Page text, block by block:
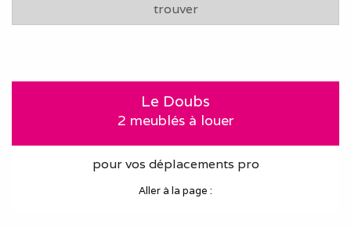
trouver
Le Doubs
2 meublés à louer
pour vos déplacements pro
Aller à la page :